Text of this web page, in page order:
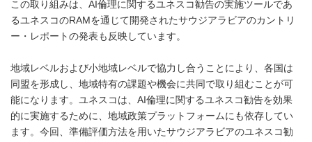
この取り組みは、AI倫理に関するユネスコ勧告の実施ツールであ
るユネスコのRAMを通じて開発されたサウジアラビアのカントリ
ー・レポートの発表も反映しています。
地域レベルおよび小地域レベルで協力し合うことにより、各国は
同盟を形成し、地域特有の課題や機会に共同で取り組むことが可
能になります。ユネスコは、AI倫理に関するユネスコ勧告を効果
的に実施するために、地域政策プラットフォームにも依存してい
ます。今回、準備評価方法を用いたサウジアラビアのユネスコ勧